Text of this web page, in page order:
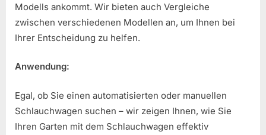
Modells ankommt. Wir bieten auch Vergleiche
zwischen verschiedenen Modellen an, um Ihnen bei
Ihrer Entscheidung zu helfen.
Anwendung:
Egal, ob Sie einen automatisierten oder manuellen
Schlauchwagen suchen – wir zeigen Ihnen, wie Sie
Ihren Garten mit dem Schlauchwagen effektiv